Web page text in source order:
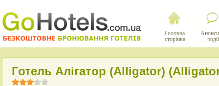
Головна
сторінка
події
Готель Алігатор (Alligator)